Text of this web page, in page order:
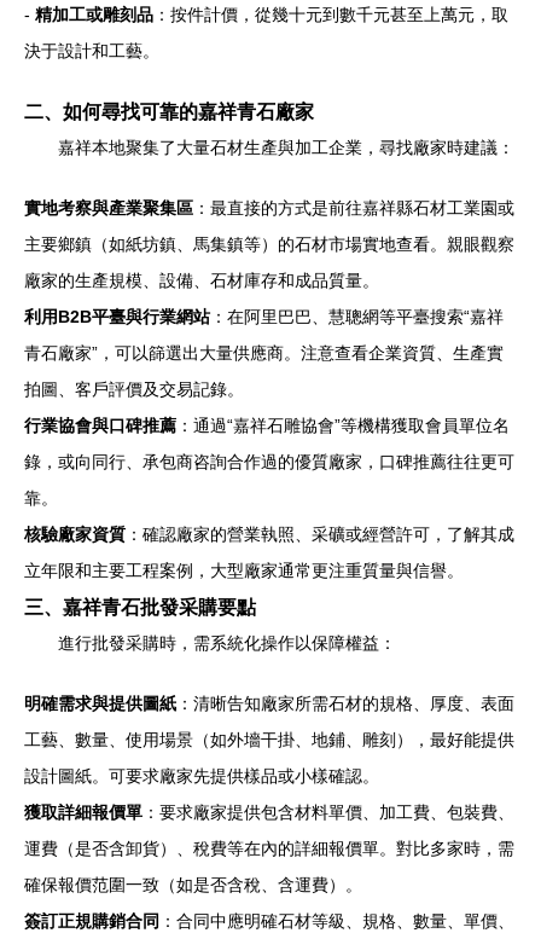
- 精加工或雕刻品 ：按件計價，從幾十元到數千元甚至上萬元，取
決于設計和工藝。
二、如何尋找可靠的嘉祥青石廠家
嘉祥本地聚集了大量石材生產與加工企業，尋找廠家時建議：
實地考察與產業聚集區 ：最直接的方式是前往嘉祥縣石材工業園或
主要鄉鎮（如紙坊鎮、馬集鎮等）的石材市場實地查看。親眼觀察
廠家的生產規模、設備、石材庫存和成品質量。
利用B2B平臺與行業網站：在阿里巴巴、慧聰網等平臺搜索“嘉祥
青石廠家”，可以篩選出大量供應商。注意查看企業資質、生產實
拍圖、客戶評價及交易記錄。
行業協會與口碑推薦 ：通過“嘉祥石雕協會”等機構獲取會員單位名
錄，或向同行、承包商咨詢合作過的優質廠家，口碑推薦往往更可
靠。
核驗廠家資質 ：確認廠家的營業執照、采礦或經營許可，了解其成
立年限和主要工程案例，大型廠家通常更注重質量與信譽。
三、嘉祥青石批發采購要點
進行批發采購時，需系統化操作以保障權益：
明確需求與提供圖紙 ：清晰告知廠家所需石材的規格、厚度、表面
工藝、數量、使用場景（如外墻干掛、地鋪、雕刻），最好能提供
設計圖紙。可要求廠家先提供樣品或小樣確認。
獲取詳細報價單 ：要求廠家提供包含材料單價、加工費、包裝費、
運費（是否含卸貨）、稅費等在內的詳細報價單。對比多家時，需
確保報價范圍一致（如是否含稅、含運費）。
簽訂正規購銷合同 ：合同中應明確石材等級、規格、數量、單價、